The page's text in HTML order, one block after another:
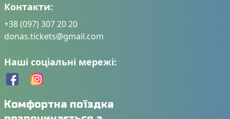
Контакти:
+38 (097) 307 20 20
donas.tickets@gmail.com
Наші соціальні мережі:
Комфортна поїздка